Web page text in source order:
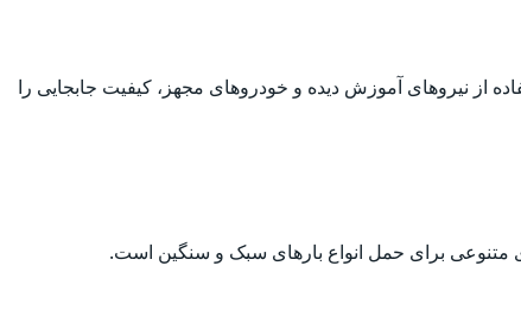
از نیروهای آموزش دیده و خودروهای مجهز، کیفیت جابجایی را
برای حمل انواع بارهای سبک و سنگین است.